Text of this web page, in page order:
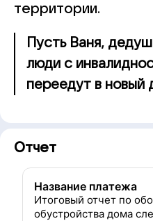
территории.
Пусть Ваня,
люди с
переедут в новый
Отчет
Название платежа
Итоговый отчет по
обустройства дома